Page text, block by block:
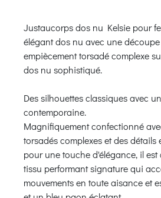
Justaucorps dos nu Kelsie pour
élégant dos nu avec une
empiècement torsadé complexe
dos nu sophistiqué.
Des silhouettes classiques avec
contemporaine.
Magnifiquement confectionné
torsadés complexes et des détails
pour une touche d'élégance, il
tissu performant signature qui
mouvements en toute aisance et